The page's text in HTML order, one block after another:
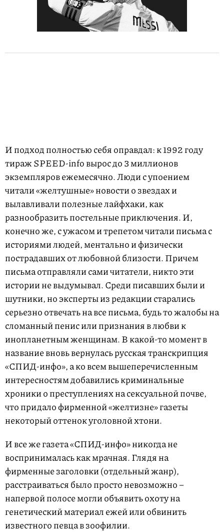
И подход полностью себя оправдал: к 1992 году
тираж SPEED-info вырос до 3 миллионов
экземпляров ежемесячно. Люди с упоением
читали «желтушные» новости о звездах и
вылавливали полезные лайфхаки, как
разнообразить постельные приключения. И,
конечно же, с ужасом и трепетом читали письма с
историями людей, ментально и физически
пострадавших от любовной близости. Причем
письма отправляли сами читатели, никто эти
истории не выдумывал. Среди писавших были и
шутники, но эксперты из редакции старались
серьезно отвечать на все письма, будь то жалобы на
сломанный пенис или признания в любви к
инопланетным женщинам. В какой-то момент в
название вновь вернулась русская транскрипция
«СПИД-инфо», а ко всем вышеперечисленным
интересностям добавились криминальные
хроники о преступлениях на сексуальной почве,
что придало фирменной «желтизне» газеты
некоторый оттенок уголовной хтони.
И все же газета «СПИД-инфо» никогда не
воспринималась как мрачная. Глядя на
фирменные заголовки (отдельный жанр),
расстраиваться было просто невозможно –
напервой полосе могли объявить охоту на
генетический материал ежей или обвинить
известного певца в зоофилии.